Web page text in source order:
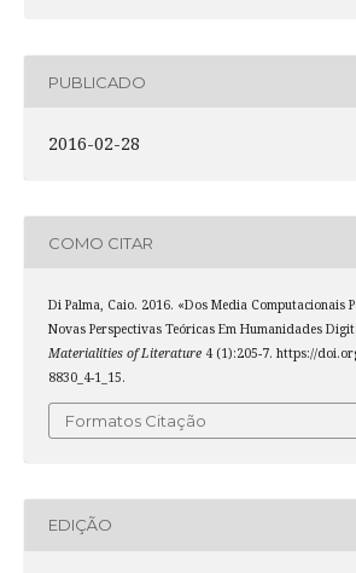
PUBLICADO
2016-02-28
COMO CITAR
Di Palma, Caio. 2016. «Dos Media Computacionais
Novas Perspectivas Teóricas Em Humanidades
Materialities of Literature4 (1):205-7. https://
8830_4-1_15.
Formatos Citação
EDIÇÃO